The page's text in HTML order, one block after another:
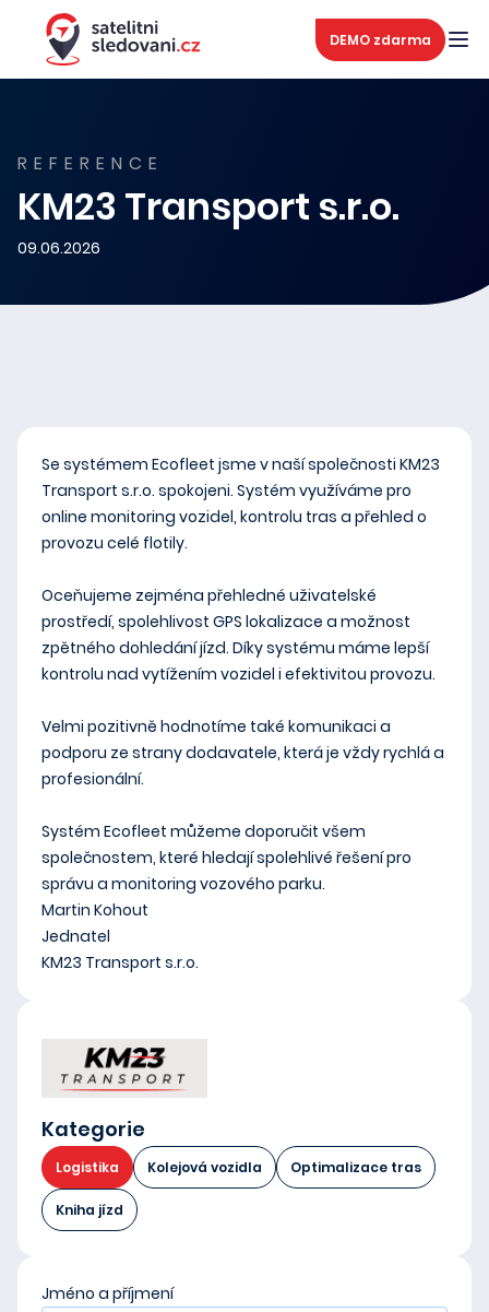
DEMO zdarma
REFERENCE
KM23 Transport s.r.o.
09.06.2026
Se systémem Ecofleet jsme v naší společnosti KM23
Transport s.r.o. spokojeni. Systém využíváme pro
online monitoring vozidel, kontrolu tras a přehled o
provozu celé flotily.
Oceňujeme zejména přehledné uživatelské
prostředí, spolehlivost GPS lokalizace a možnost
zpětného dohledání jízd. Díky systému máme lepší
kontrolu nad vytížením vozidel i efektivitou provozu.
Velmi pozitivně hodnotíme také komunikaci a
podporu ze strany dodavatele, která je vždy rychlá a
profesionální.
Systém Ecofleet můžeme doporučit všem
společnostem, které hledají spolehlivé řešení pro
správu a monitoring vozového parku.
Martin Kohout
Jednatel
KM23 Transport s.r.o.
Kategorie
Logistika Kolejová vozidla Optimalizace tras
Kniha jízd
Jméno a příjmení